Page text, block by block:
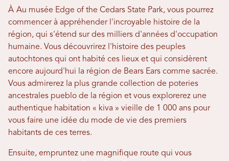
À Au musée Edge of the Cedars State Park, vous pourrez
commencer à appréhender l'incroyable histoire de la
région, qui s'étend sur des milliers d'années d'occupation
humaine. Vous découvrirez l'histoire des peuples
autochtones qui ont habité ces lieux et qui considèrent
encore aujourd'hui la région de Bears Ears comme sacrée.
Vous admirerez la plus grande collection de poteries
ancestrales pueblo de la région et vous explorerez une
authentique habitation « kiva » vieille de 1 000 ans pour
vous faire une idée du mode de vie des premiers
habitants de ces terres.
Ensuite, empruntez une magnifique route qui vous